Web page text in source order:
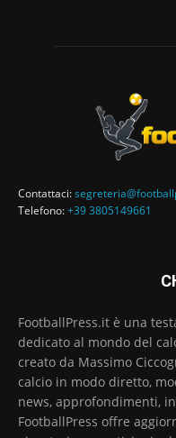
Contattaci:
Telefono:+39 3805149661
FootballPress.it è una
dedicato al mondo del
creato da Massimo
calcio in modo diretto,
news, approfondimenti,
FootballPress offre